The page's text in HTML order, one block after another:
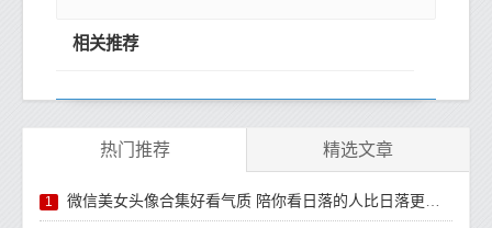
相关推荐
热门推荐 精选文章
1 微信美女头像合集好看气质 陪你看日落的人比日落更浪漫